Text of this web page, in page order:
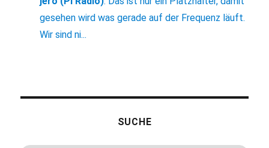
gesehen wird was gerade auf der Frequenz läuft.
Wir sind ni...
SUCHE